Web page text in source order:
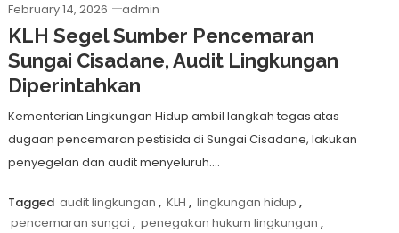
February 14, 2026 admin
KLH Segel Sumber Pencemaran
Sungai Cisadane, Audit Lingkungan
Diperintahkan
Kementerian Lingkungan Hidup ambil langkah tegas atas
dugaan pencemaran pestisida di Sungai Cisadane, lakukan
penyegelan dan audit menyeluruh….
Tagged audit lingkungan , KLH , lingkungan hidup ,
pencemaran sungai , penegakan hukum lingkungan ,